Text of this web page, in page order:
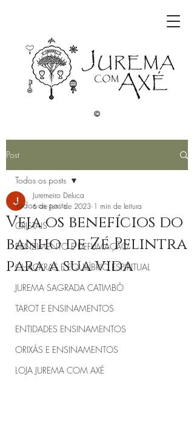
©
Post
Todos os posts
CRISTAIS
BENZIMENTO E DEFUMAÇÃO
CHACKRAS E EQUILÍBRIO ESPIRITUAL
JUREMA SAGRADA CATIMBÓ
TAROT E ENSINAMENTOS
ENTIDADES ENSINAMENTOS
ORIXÁS E ENSINAMENTOS
LOJA JUREMA COM AXÉ
Todos os posts
Veja os benefícios do
banho de Zé Pelintra
para a sua vida
Juremeiro Deluca
6 de jun. de 2023 1 min de leitura